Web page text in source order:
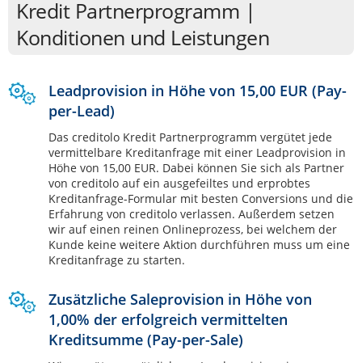
Kredit Partnerprogramm |
Konditionen und Leistungen
Leadprovision in Höhe von 15,00 EUR (Pay-
per-Lead)
Das creditolo Kredit Partnerprogramm vergütet jede
vermittelbare Kreditanfrage mit einer Leadprovision in
Höhe von 15,00 EUR. Dabei können Sie sich als Partner
von creditolo auf ein ausgefeiltes und erprobtes
Kreditanfrage-Formular mit besten Conversions und die
Erfahrung von creditolo verlassen. Außerdem setzen
wir auf einen reinen Onlineprozess, bei welchem der
Kunde keine weitere Aktion durchführen muss um eine
Kreditanfrage zu starten.
Zusätzliche Saleprovision in Höhe von
1,00% der erfolgreich vermittelten
Kreditsumme (Pay-per-Sale)